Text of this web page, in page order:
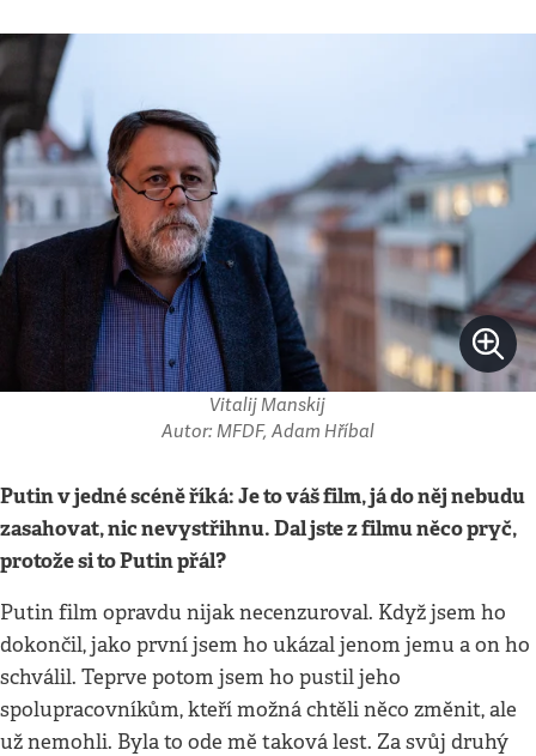
Vitalij Manskij
Autor: MFDF, Adam Hříbal
Putin v jedné scéně říká: Je to váš film, já do něj nebudu
zasahovat, nic nevystřihnu. Dal jste z filmu něco pryč,
protože si to Putin přál?
Putin film opravdu nijak necenzuroval. Když jsem ho
dokončil, jako první jsem ho ukázal jenom jemu a on ho
schválil. Teprve potom jsem ho pustil jeho
spolupracovníkům, kteří možná chtěli něco změnit, ale
už nemohli. Byla to ode mě taková lest. Za svůj druhý